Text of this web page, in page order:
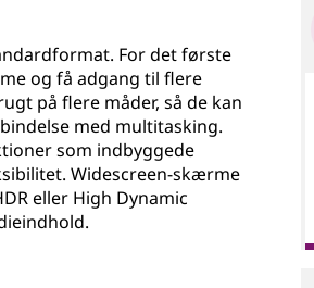
For det første
og få adgang til flere
på flere måder, så de kan
med multitasking.
som indbyggede
Widescreen-skærme
eller High Dynamic